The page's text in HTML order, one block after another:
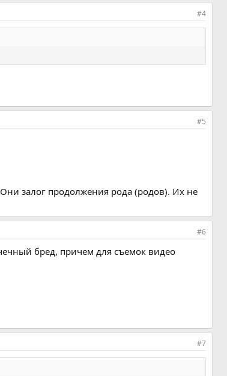
#4
#5
залог продолжения рода (родов). Их не
#6
бред, причем для съемок видео
#7